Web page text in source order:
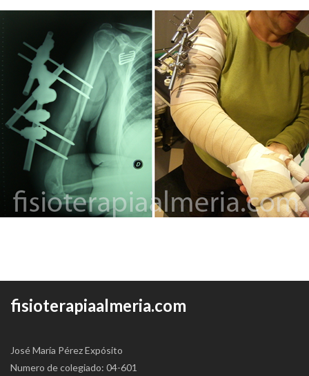
fisioterapiaalmeria.com
José María Pérez Expósito
Numero de colegiado: 04-601